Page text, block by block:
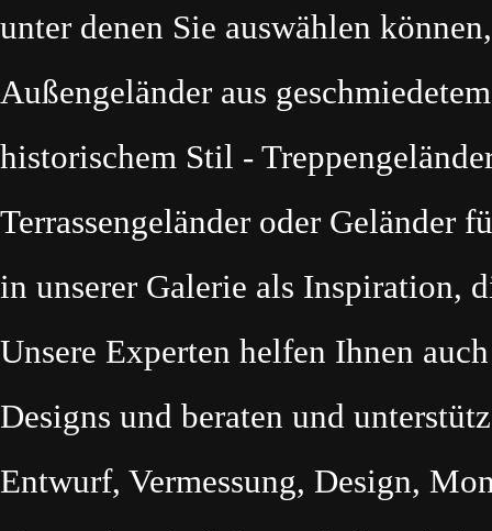
unter denen Sie auswählen
Außengeländer aus
historischem Stil -
Terrassengeländer oder Geländer
in unserer Galerie als Inspiration,
Unsere Experten helfen Ihnen
Designs und beraten und
Entwurf, Vermessung, Design,